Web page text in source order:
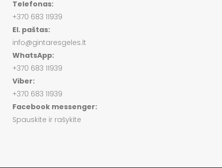
Telefonas:
+370 683 11939
El. paštas:
info@gintaresgeles.lt
WhatsApp:
+370 683 11939
Viber:
+370 683 11939
Facebook messenger:
Spauskite ir rašykite